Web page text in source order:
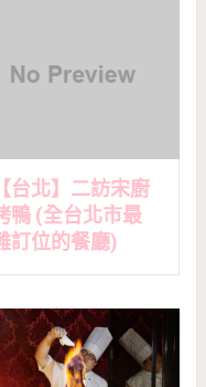
【台北】二訪宋廚
鴨 (全台北市最
訂位的餐廳)